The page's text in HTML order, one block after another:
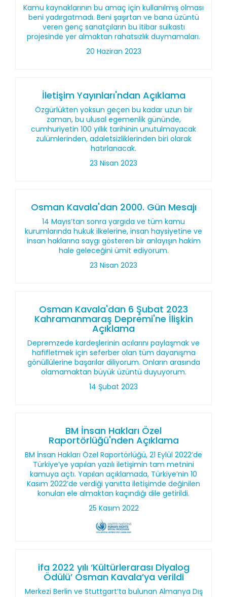
Kamu kaynaklarının bu amaç için kullanılmış olması
beni yadırgatmadı. Beni şaşırtan ve bana üzüntü
veren genç sanatçıların bu itibar suikastı
projesinde yer almaktan rahatsızlık duymamaları.
20 Haziran 2023
İletişim Yayınları'ndan Açıklama
Özgürlükten yoksun geçen bu kadar uzun bir
zaman, bu ulusal egemenlik gününde,
cumhuriyetin 100 yıllık tarihinin unutulmayacak
zulümlerinden, adaletsizliklerinden biri olarak
hatırlanacak.
23 Nisan 2023
Osman Kavala'dan 2000. Gün Mesajı
14 Mayıs’tan sonra yargıda ve tüm kamu
kurumlarında hukuk ilkelerine, insan haysiyetine ve
insan haklarına saygı gösteren bir anlayışın hakim
hale geleceğini ümit ediyorum.
23 Nisan 2023
Osman Kavala'dan 6 Şubat 2023
Kahramanmaraş Depremi'ne İlişkin
Açıklama
Depremzede kardeşlerinin acılarını paylaşmak ve
hafifletmek için seferber olan tüm dayanışma
gönüllülerine başarılar diliyorum. Onların arasında
olamamaktan büyük üzüntü duyuyorum.
14 Şubat 2023
BM İnsan Hakları Özel
Raportörlüğü'nden Açıklama
BM İnsan Hakları Özel Raportörlüğü, 21 Eylül 2022’de
Türkiye’ye yapılan yazılı iletişimin tam metnini
kamuya açtı. Yapılan açıklamada, Türkiye’nin 10
Kasım 2022’de verdiği yanıtta iletişimde değinilen
konuları ele almaktan kaçındığı dile getirildi.
25 Kasım 2022
ifa 2022 yılı ‘Kültürlerarası Diyalog
Ödülü’ Osman Kavala’ya verildi
Merkezi Berlin ve Stuttgart’ta bulunan Almanya Dış